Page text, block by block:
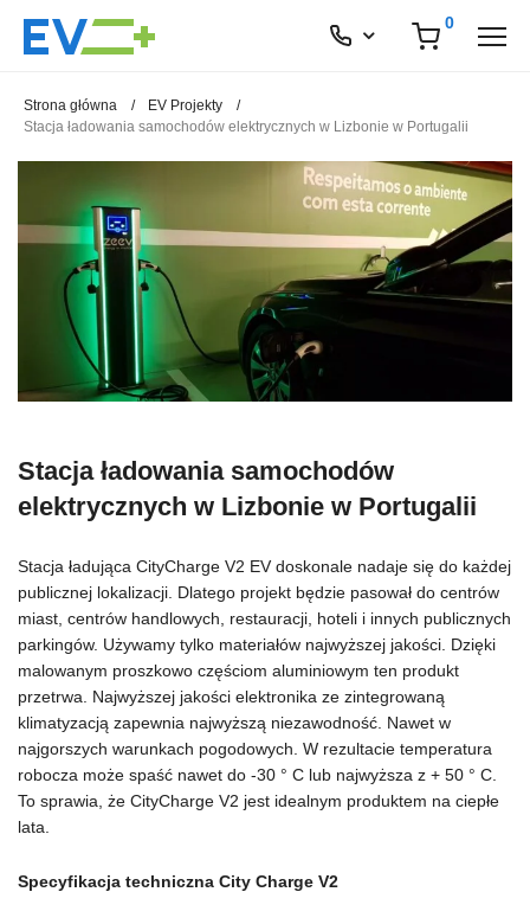
0
Strona główna / EV Projekty
/
Stacja ładowania samochodów elektrycznych w Lizbonie w Portugalii
Stacja ładowania samochodów
elektrycznych w Lizbonie w Portugalii
Stacja ładująca CityCharge V2 EV doskonale nadaje się do każdej
publicznej lokalizacji. Dlatego projekt będzie pasował do centrów
miast, centrów handlowych, restauracji, hoteli i innych publicznych
parkingów. Używamy tylko materiałów najwyższej jakości. Dzięki
malowanym proszkowo częściom aluminiowym ten produkt
przetrwa. Najwyższej jakości elektronika ze zintegrowaną
klimatyzacją zapewnia najwyższą niezawodność. Nawet w
najgorszych warunkach pogodowych. W rezultacie temperatura
robocza może spaść nawet do -30 ° C lub najwyższa z + 50 ° C.
To sprawia, że CityCharge V2 jest idealnym produktem na ciepłe
lata.
Specyfikacja techniczna City Charge V2